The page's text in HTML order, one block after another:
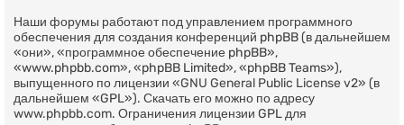
Наши форумы работают под управлением программного
обеспечения для создания конференций phpBB (в дальнейшем
«они», «программное обеспечение phpBB»,
«www.phpbb.com», «phpBB Limited», «phpBB Teams»),
выпущенного по лицензии «GNU General Public License v2» (в
дальнейшем «GPL»). Скачать его можно по адресу
www.phpbb.com. Ограничения лицензии GPL для